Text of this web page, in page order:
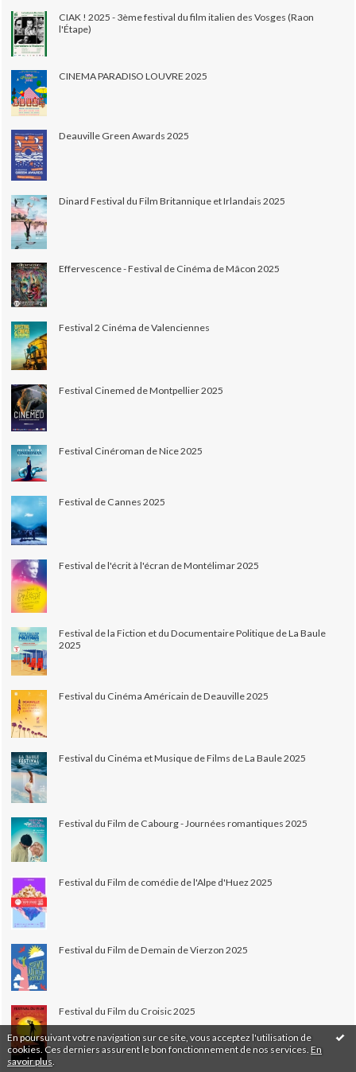
En poursuivant votre navigation sur ce site, vous acceptez l'utilisation de
cookies. Ces derniers assurent le bon fonctionnement de nos services. En
savoir plus
CIAK ! 2025 - 3ème festival du film italien des Vosges (Raon
l'Étape)
CINEMA PARADISO LOUVRE 2025
Deauville Green Awards 2025
Dinard Festival du Film Britannique et Irlandais 2025
Effervescence - Festival de Cinéma de Mâcon 2025
Festival 2 Cinéma de Valenciennes
Festival Cinemed de Montpellier 2025
Festival Cinéroman de Nice 2025
Festival de Cannes 2025
Festival de l'écrit à l'écran de Montélimar 2025
Festival de la Fiction et du Documentaire Politique de La Baule
2025
Festival du Cinéma Américain de Deauville 2025
Festival du Cinéma et Musique de Films de La Baule 2025
Festival du Film de Cabourg - Journées romantiques 2025
Festival du Film de comédie de l'Alpe d'Huez 2025
Festival du Film de Demain de Vierzon 2025
Festival du Film du Croisic 2025